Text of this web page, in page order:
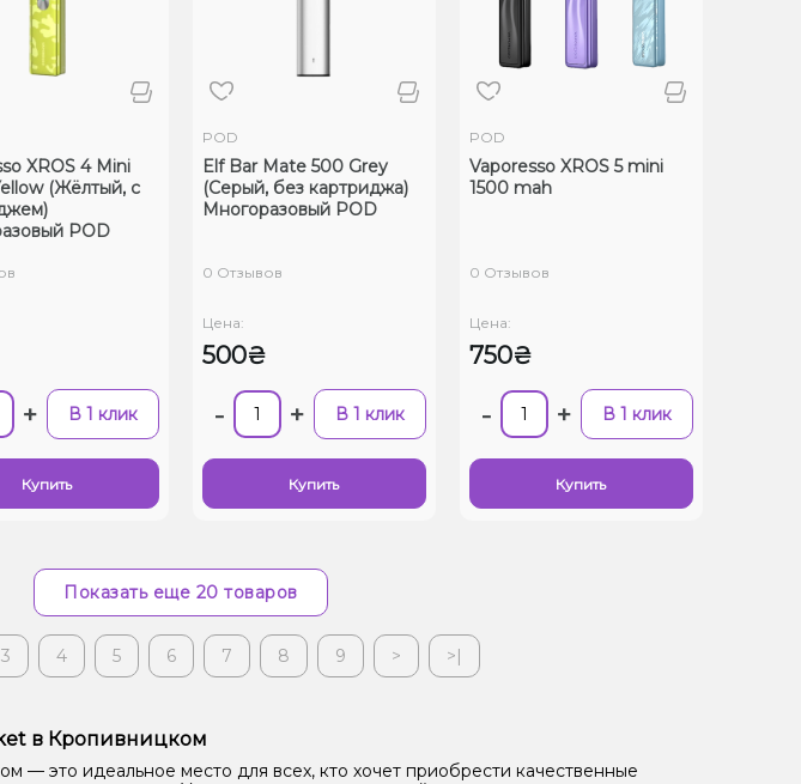
XROS 4 Mini
(Жёлтый, с
POD
+ В 1 клик
Купить
POD
Elf Bar Mate 500 Grey
(Серый, без картриджа)
Многоразовый POD
0 Отзывов
Цена:
500₴
- + В 1 клик
Купить
POD
Vaporesso XROS 5 mini
1500 mah
0 Отзывов
Цена:
750₴
- + В 1 клик
Купить
Показать еще 20 товаров
3 4 5 6 7 8 9 > >|
в Кропивницком
это идеальное место для всех, кто хочет приобрести качественные